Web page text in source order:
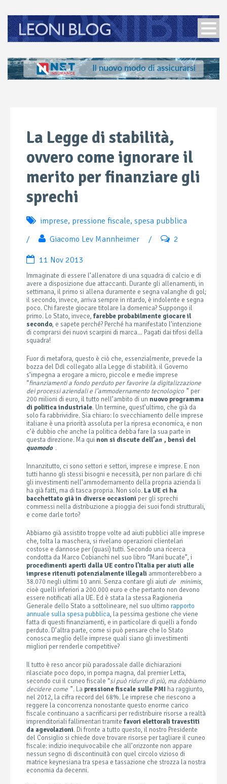
La Legge di stabilità,
ovvero come ignorare il
merito per finanziare gli
sprechi
imprese, pressione fiscale, spesa pubblica
/
Giacomo Lev Mannheimer / 2
11 Nov 2013
Immaginate di essere l’allenatore di una squadra di calcio e di
avere a disposizione due attaccanti. Durante gli allenamenti, in
settimana, il primo si allena duramente e segna valanghe di gol;
il secondo, invece, arriva sempre in ritardo, è indolente e segna
poco. Chi fareste giocare titolare la domenica? Suppongo il
primo. Lo Stato, invece,farebbe probabilmente giocare il
secondo, e sapete perché? Perché ha manifestato l’intenzione
di comprarsi dei nuovi scarpini di marca… Pagati dai tifosi della
squadra!
Fuor di metafora, questo è ciò che, essenzialmente, prevede la
bozza del Ddl collegato alla Legge di stabilità. il Governo
s’impegna a erogare a micro, piccole e medie imprese
“finanziamenti a fondo perduto per favorire la digitalizzazione
dei processi aziendali e l’ammodernamento tecnologico ” per
200 milioni di euro, il tutto nell’ambito di un nuovo programma
di politica industriale. Un termine, quest’ultimo, che già da
solo fa rabbrividire. Sia chiaro: lo svecchiamento delle imprese
italiane è una priorità assoluta per la ripresa economica, e non
c’è dubbio che anche la politica debba fare la sua parte in
questa direzione. Ma qui non si discute dell’an , bensì del
quomodo .
Innanzitutto, ci sono settori e settori, imprese e imprese. E non
tutti hanno gli stessi bisogni e necessità, per non parlare di chi
gli investimenti nell’ammodernamento della propria azienda li
ha già fatti, ma di tasca propria. Non solo. La UE ci ha
bacchettato già in diverse occasioni per gli sprechi
commessi nella distribuzione a pioggia dei suoi fondi strutturali,
e come darle torto?
Abbiamo già assistito troppe volte ad aiuti pubblici alle imprese
che, tolta la maschera, si rivelano operazioni clientelari
costose e dannose per (quasi) tutti. Secondo una ricerca
condotta da Marco Cobianchi nel suo libro “Mani bucate”, i
procedimenti aperti dalla UE contro l’Italia per aiuti alle
imprese ritenuti potenzialmente illegali ammonterebbero a
38.070 negli ultimi 10 anni. Senza contare gli aiuti de minimis,
cioè quelli inferiori a 200.000 euro e che pertanto non devono
essere notificati alla UE. Ed è stata la stessa Ragioneria
Generale dello Stato a sottolineare, nel suo ultimorapporto
annuale sulla spesa pubblica, la pessima gestione che viene
fatta di questi finanziamenti, e in particolare di quelli a fondo
perduto. D’altra parte, come si può pensare che lo Stato
conosca meglio delle imprese quali siano gli investimenti
migliori per renderle competitive?
Il tutto è reso ancor più paradossale dalle dichiarazioni
rilasciate poco dopo, in pompa magna, dal premier Letta,
secondo cui il cuneo fiscale “si può ridurre di più, ma dobbiamo
decidere come ”. La pressione fiscale sulle PMI ha raggiunto,
nel 2012, la cifra record del 68%. Le imprese che riescono a
reggere la concorrenza nonostante questo enorme carico
fiscale continuano a sacrificarsi per redistribuire risorse a realtà
imprenditoriali fallimentari tramite favori elettorali travestiti
da agevolazioni. Di fronte a tutto questo, il nostro Presidente
del Consiglio si chiede dove trovare risorse per tagliare il cuneo
fiscale: indizio inequivocabile che all’orizzonte non appare
nessun segno di discontinuità con quel circolo vizioso di
matrice keynesiana tra spesa e tassazione che strozza la nostra
economia da decenni.